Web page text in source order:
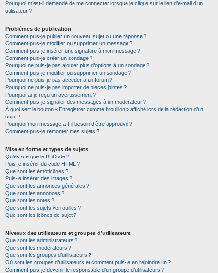
Pourquoi m’est-il demandé de me connecter lorsque je clique sur le lien d’e-mail d’un
utilisateur ?
Problèmes de publication
Comment puis-je publier un nouveau sujet ou une réponse ?
Comment puis-je modifier ou supprimer un message ?
Comment puis-je insérer une signature à mon message ?
Comment puis-je créer un sondage ?
Pourquoi ne puis-je pas ajouter plus d’options à un sondage ?
Comment puis-je modifier ou supprimer un sondage ?
Pourquoi ne puis-je pas accéder à un forum ?
Pourquoi ne puis-je pas importer de pièces jointes ?
Pourquoi ai-je reçu un avertissement ?
Comment puis-je signaler des messages à un modérateur ?
À quoi sert le bouton « Enregistrer comme brouillon » affiché lors de la rédaction d’un
sujet ?
Pourquoi mon message a-t-il besoin d’être approuvé ?
Comment puis-je remonter mes sujets ?
Mise en forme et types de sujets
Qu’est-ce que le BBCode ?
Puis-je insérer du code HTML ?
Que sont les émoticônes ?
Puis-je insérer des images ?
Que sont les annonces générales ?
Que sont les annonces ?
Que sont les notes ?
Que sont les sujets verrouillés ?
Que sont les icônes de sujet ?
Niveaux des utilisateurs et groupes d’utilisateurs
Que sont les administrateurs ?
Que sont les modérateurs ?
Que sont les groupes d’utilisateurs ?
Où sont les groupes d’utilisateurs et comment puis-je en rejoindre un ?
Comment puis-je devenir le responsable d’un groupe d’utilisateurs ?